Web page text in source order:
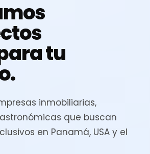
tu
inmobiliarias,
que buscan
en Panamá, USA y el